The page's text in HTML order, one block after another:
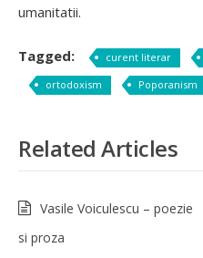
umanitatii.
Tagged: curent literar
ortodoxism
Poporanism
Related Articles
Vasile Voiculescu – poezie
si proza